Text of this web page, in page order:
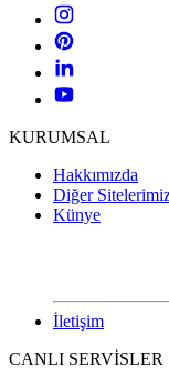
KURUMSAL
Hakkımızda
Diğer
Künye
İletişim
CANLI SERVİSLER